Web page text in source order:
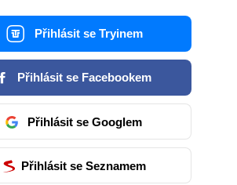
Přihlásit se Tryinem
Přihlásit se Facebookem
Přihlásit se Googlem
Přihlásit se Seznamem